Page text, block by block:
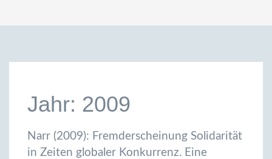
Jahr: 2009
Narr (2009): Fremderscheinung Solidarität
in Zeiten globaler Konkurrenz. Eine